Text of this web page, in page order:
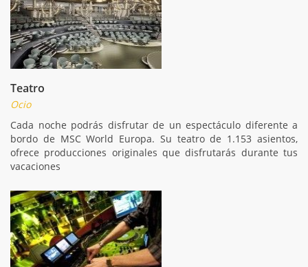
Teatro
Ocio
Cada noche podrás disfrutar de un espectáculo diferente a
bordo de MSC World Europa. Su teatro de 1.153 asientos,
ofrece producciones originales que disfrutarás durante tus
vacaciones